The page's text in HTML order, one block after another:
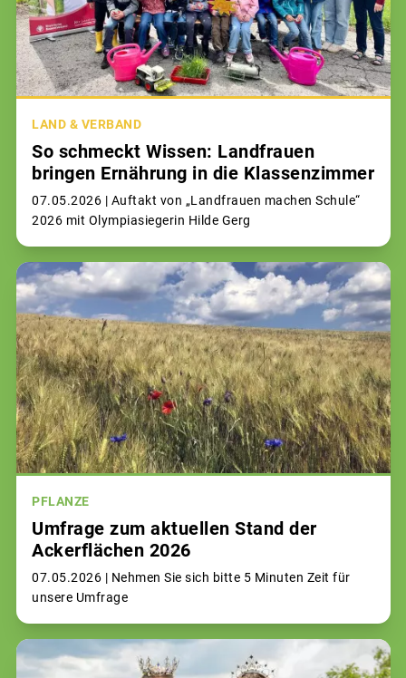
LAND & VERBAND
So schmeckt Wissen: Landfrauen
bringen Ernährung in die Klassenzimmer
07.05.2026 | Auftakt von „Landfrauen machen Schule“
2026 mit Olympiasiegerin Hilde Gerg
PFLANZE
Umfrage zum aktuellen Stand der
Ackerflächen 2026
07.05.2026 | Nehmen Sie sich bitte 5 Minuten Zeit für
unsere Umfrage